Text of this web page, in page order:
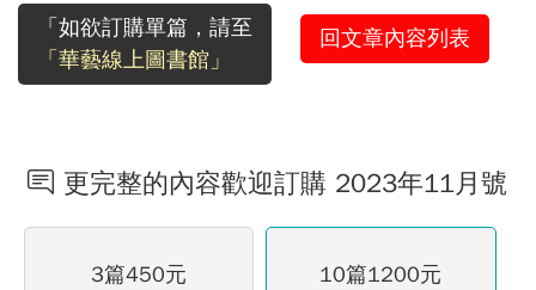
「如欲訂購單篇，請至
「華藝線上圖書館」
回文章內容列表
更完整的內容歡迎訂購 2023年11月號
3篇450元 10篇1200元